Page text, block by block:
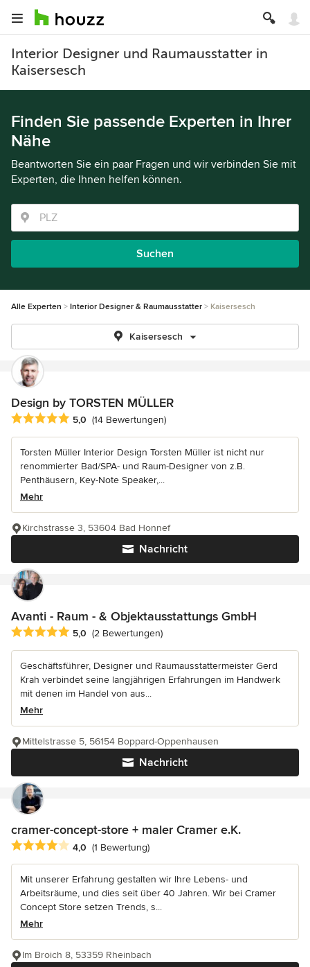
Interior Designer und Raumausstatter in
Kaisersesch
Finden Sie passende Experten in Ihrer
Nähe
Beantworten Sie ein paar Fragen und wir verbinden Sie mit
Experten, die Ihnen helfen können.
Suchen
Alle Experten Interior Designer & Raumausstatter Kaisersesch
Kaisersesch
Design by TORSTEN MÜLLER
Durchschnittliche Bewertung: 5 von 5 Sternen
5,0 (14 Bewertungen)
Torsten Müller Interior Design Torsten Müller ist nicht nur
renommierter Bad/SPA- und Raum-Designer von z.B.
Penthäusern, Key-Note Speaker,...
Mehr
Nachricht
Kirchstrasse 3, 53604 Bad Honnef
Avanti - Raum - & Objektausstattungs GmbH
Durchschnittliche Bewertung: 5 von 5 Sternen
5,0 (2 Bewertungen)
Geschäftsführer, Designer und Raumausstattermeister Gerd
Krah verbindet seine langjährigen Erfahrungen im Handwerk
mit denen im Handel von aus...
Mehr
Nachricht
Mittelstrasse 5, 56154 Boppard-Oppenhausen
cramer-concept-store + maler Cramer e.K.
Durchschnittliche Bewertung: 4 von 5 Sternen
4,0 (1 Bewertung)
Mit unserer Erfahrung gestalten wir Ihre Lebens- und
Arbeitsräume, und dies seit über 40 Jahren. Wir bei Cramer
Concept Store setzen Trends, s...
Mehr
Im Broich 8, 53359 Rheinbach